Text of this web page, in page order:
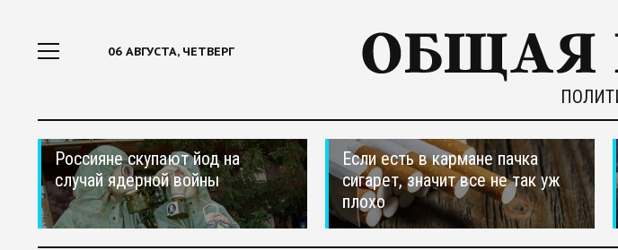
06 АВГУСТА, ЧЕТВЕРГ
Россияне скупают йод на
случай ядерной войны
Если есть в кармане пачка
сигарет, значит все не так уж
плохо